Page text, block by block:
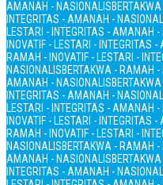
AMANAH - NASIONALIS
INTEGRITAS - AMANAH -
LESTARI - INTEGRITAS - AMANAH
INOVATIF - LESTARI - INTEGRITAS
RAMAH - INOVATIF - LESTARI -
NASIONALISBERTAKWA - RAMAH -
AMANAH - NASIONALIS
INTEGRITAS - AMANAH -
LESTARI - INTEGRITAS - AMANAH
INOVATIF - LESTARI - INTEGRITAS
RAMAH - INOVATIF - LESTARI -
NASIONALISBERTAKWA - RAMAH -
AMANAH - NASIONALIS
INTEGRITAS - AMANAH -